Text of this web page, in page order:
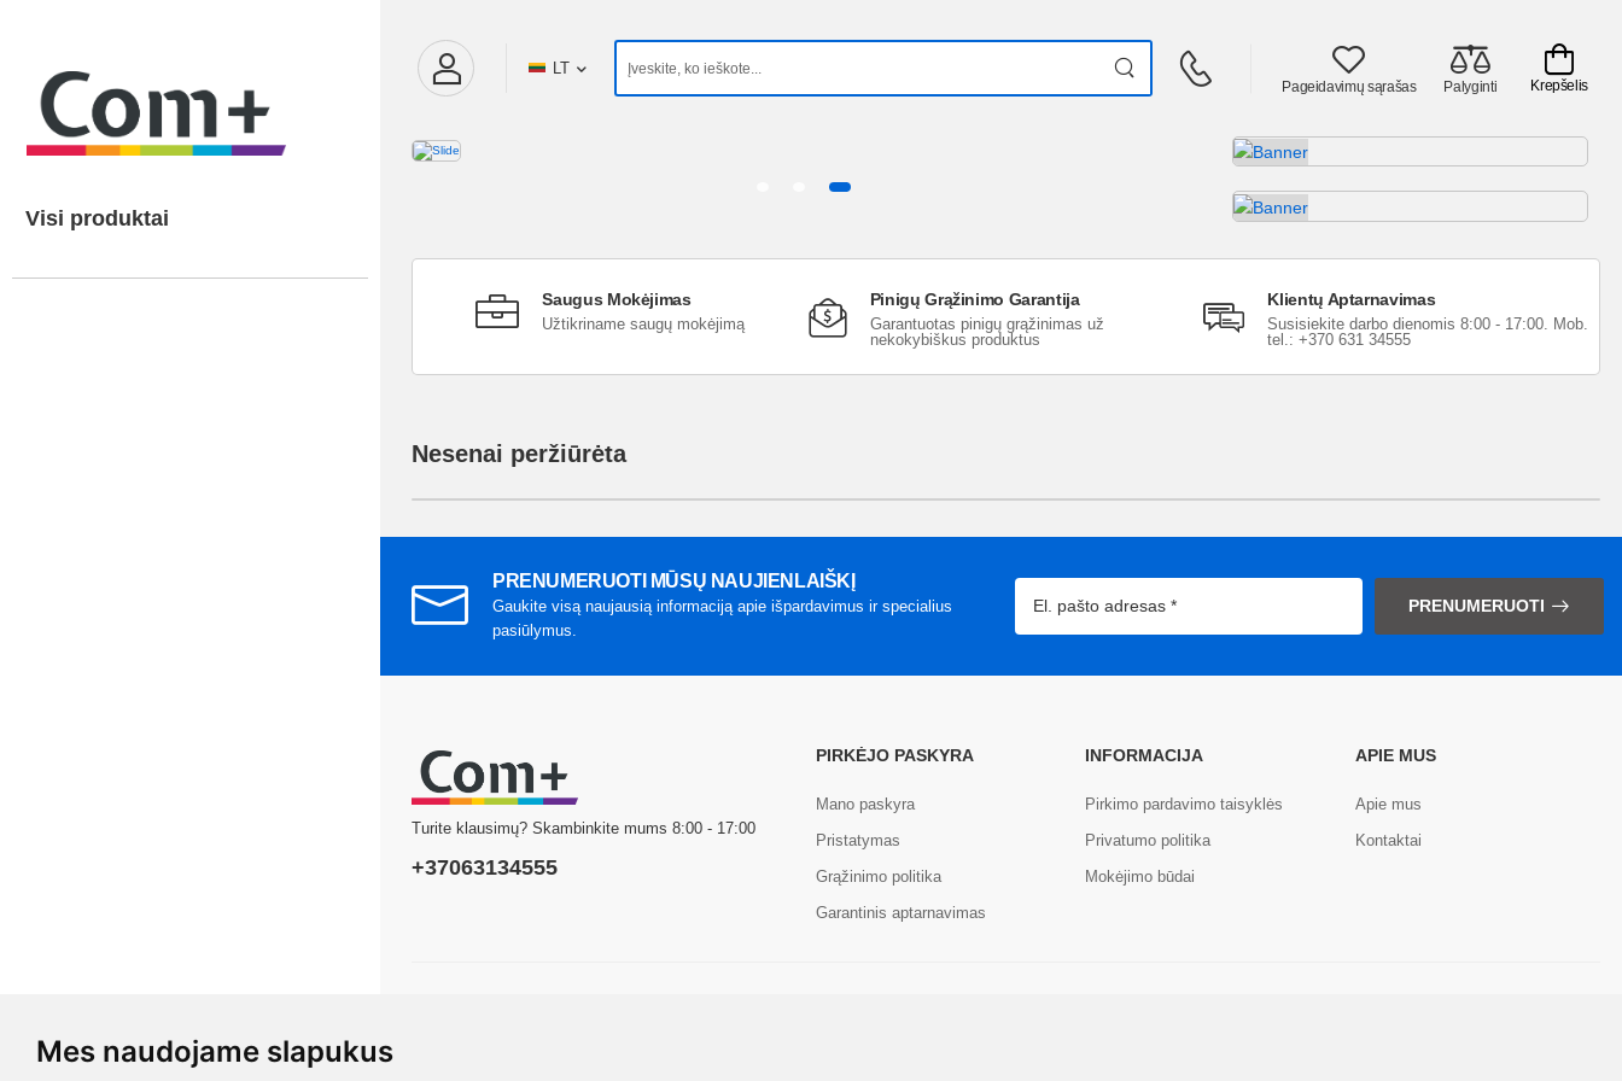
Mes naudojame slapukus
Visi produktai
LT
Pageidavimų sąrašas Palyginti Krepšelis
Saugus Mokėjimas
Užtikriname saugų mokėjimą
Pinigų Grąžinimo Garantija
Garantuotas pinigų grąžinimas už
nekokybiškus produktus
Klientų Aptarnavimas
Susisiekite darbo dienomis 8:00 - 17:00. Mob.
tel.: +370 631 34555
Nesenai peržiūrėta
PRENUMERUOTI MŪSŲ NAUJIENLAIŠKĮ
Gaukite visą naujausią informaciją apie išpardavimus ir specialius
pasiūlymus.
PRENUMERUOTI
Turite klausimų? Skambinkite mums 8:00 - 17:00
+37063134555
PIRKĖJO PASKYRA
Mano paskyra
Pristatymas
Grąžinimo politika
Garantinis aptarnavimas
INFORMACIJA
Pirkimo pardavimo taisyklės
Privatumo politika
Mokėjimo būdai
APIE MUS
Apie mus
Kontaktai